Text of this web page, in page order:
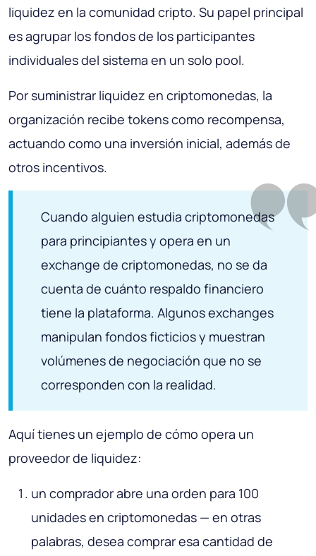
liquidez en la comunidad cripto. Su papel principal
es agrupar los fondos de los participantes
individuales del sistema en un solo pool.
Por suministrar liquidez en criptomonedas, la
organización recibe tokens como recompensa,
actuando como una inversión inicial, además de
otros incentivos.
Cuando alguien estudia criptomonedas
para principiantes y opera en un
exchange de criptomonedas, no se da
cuenta de cuánto respaldo financiero
tiene la plataforma. Algunos exchanges
manipulan fondos ficticios y muestran
volúmenes de negociación que no se
corresponden con la realidad.
Aquí tienes un ejemplo de cómo opera un
proveedor de liquidez:
un comprador abre una orden para 100
unidades en criptomonedas — en otras
palabras, desea comprar esa cantidad de